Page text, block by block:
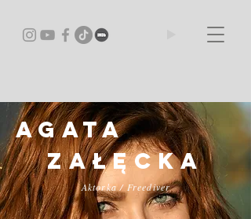
AGATA
Załęcka
Aktorka / Freediver